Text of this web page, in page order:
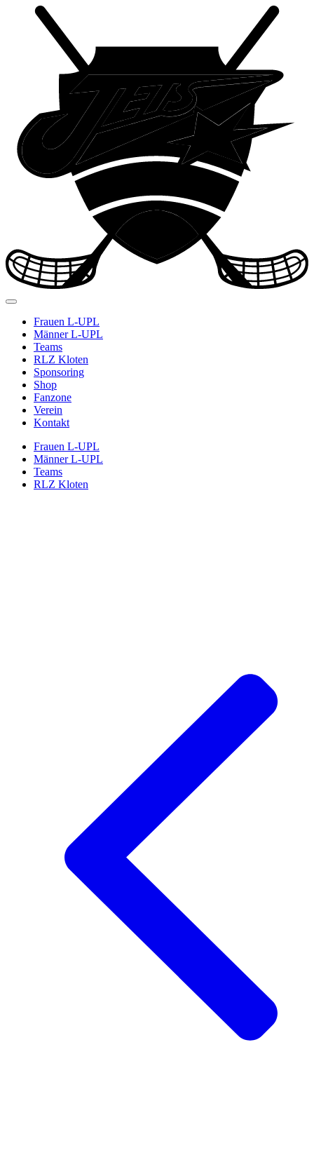
Frauen L-UPL
Männer L-UPL
Teams
RLZ Kloten
Sponsoring
Shop
Fanzone
Verein
Kontakt
Frauen L-UPL
Männer L-UPL
Teams
RLZ Kloten